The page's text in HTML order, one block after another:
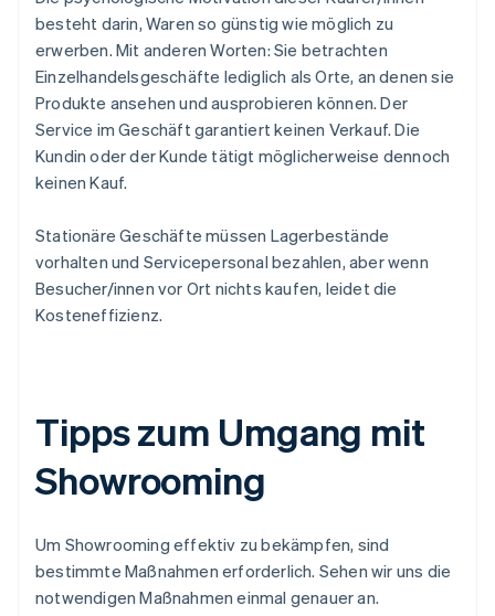
besteht darin, Waren so günstig wie möglich zu
erwerben. Mit anderen Worten: Sie betrachten
Einzelhandelsgeschäfte lediglich als Orte, an denen sie
Produkte ansehen und ausprobieren können. Der
Service im Geschäft garantiert keinen Verkauf. Die
Kundin oder der Kunde tätigt möglicherweise dennoch
keinen Kauf.
Stationäre Geschäfte müssen Lagerbestände
vorhalten und Servicepersonal bezahlen, aber wenn
Besucher/innen vor Ort nichts kaufen, leidet die
Kosteneffizienz.
Tipps zum Umgang mit
Showrooming
Um Showrooming effektiv zu bekämpfen, sind
bestimmte Maßnahmen erforderlich. Sehen wir uns die
notwendigen Maßnahmen einmal genauer an.